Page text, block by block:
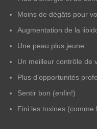
Moins de dégâts pour
Augmentation de la
Une peau plus jeune
Un meilleur contrôle de
Plus d’opportunités
Sentir bon (enfin!)
Fini les toxines